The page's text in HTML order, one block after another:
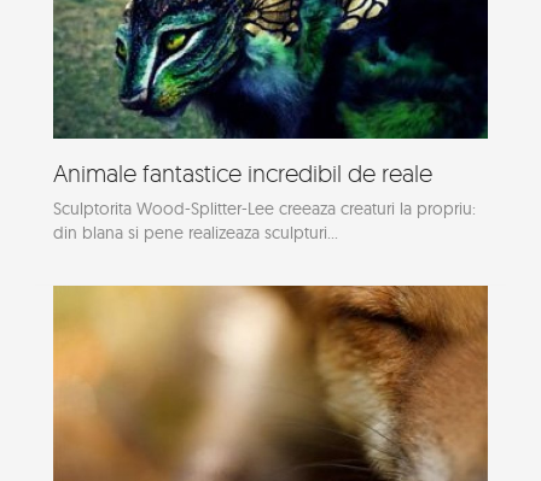
Animale fantastice incredibil de reale
Sculptorita Wood-Splitter-Lee creeaza creaturi la propriu:
din blana si pene realizeaza sculpturi...